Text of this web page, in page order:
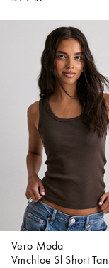
Vero Moda
Vmchloe Sl Short